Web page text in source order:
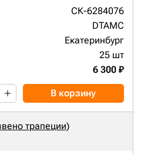
СК-6284076
DTAMC
Екатеринбург
25 шт
6 300 ₽
В корзину
трапеции)